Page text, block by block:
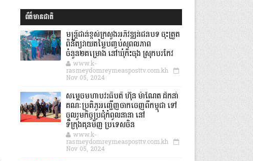
ព័ត៌មានជាតិ
មន្ត្រីជាន់ខ្ពស់ក្រសួងអភិវឌ្ឍន៍ជនបទ ចុះត្រួត
ពិនិត្យវាយតម្លៃបញ្ចប់សុពលភាព
ចំនួន២គម្រោង នៅឃុំកិះចុង ស្រុកបរកែវ
www.k-
rasmeydomreymeasposttv.com.kh
Nov 05, 2024
សម្តេចមហាបវរធិបតី ហ៊ុន ម៉ាណែត ដឹកនាំ
គណៈប្រតិភូអញ្ជើញចាកចេញពីកម្ពុជា ទៅ
ចូលរួមកិច្ចប្រជុំកំពូលនានា នៅ
ទីក្រុងគុនមិញ ប្រទេសចិន
www.k-
rasmeydomreymeasposttv.com.kh
Nov 05, 2024